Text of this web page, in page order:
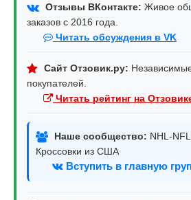
Отзывы ВКонтакте: Живое
заказов с 2016 года.
Читать обсуждения в VK
Сайт Отзовик.ру:
покупателей.
Читать рейтинг на
Наше сообщество: NHL-
Кроссовки из США
Вступить в главную